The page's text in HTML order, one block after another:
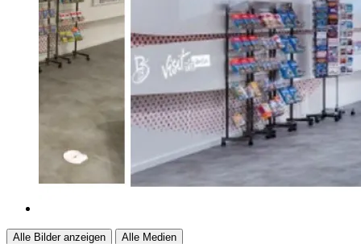
Alle Bilder anzeigen Alle Medien